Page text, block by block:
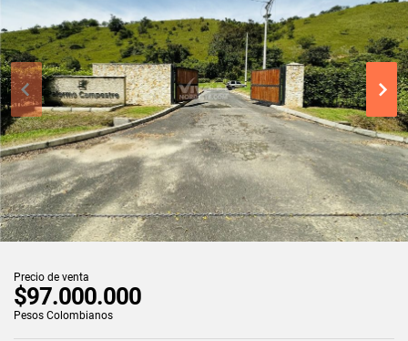
Precio de venta
$97.000.000
Pesos Colombianos